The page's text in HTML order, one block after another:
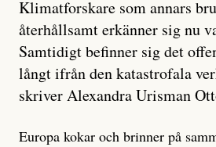
Klimatforskare som annars
återhållsamt erkänner sig nu
Samtidigt befinner sig det
långt ifrån den katastrofala
skriver Alexandra Urisman
Europa kokar och brinner på